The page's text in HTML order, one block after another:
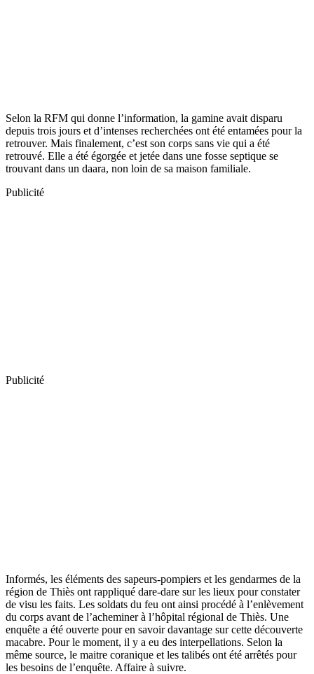
Selon la RFM qui donne l’information, la gamine avait disparu
depuis trois jours et d’intenses recherchées ont été entamées pour la
retrouver. Mais finalement, c’est son corps sans vie qui a été
retrouvé. Elle a été égorgée et jetée dans une fosse septique se
trouvant dans un daara, non loin de sa maison familiale.
Publicité
Publicité
Informés, les éléments des sapeurs-pompiers et les gendarmes de la
région de Thiès ont rappliqué dare-dare sur les lieux pour constater
de visu les faits. Les soldats du feu ont ainsi procédé à l’enlèvement
du corps avant de l’acheminer à l’hôpital régional de Thiès. Une
enquête a été ouverte pour en savoir davantage sur cette découverte
macabre. Pour le moment, il y a eu des interpellations. Selon la
même source, le maitre coranique et les talibés ont été arrêtés pour
les besoins de l’enquête. Affaire à suivre.